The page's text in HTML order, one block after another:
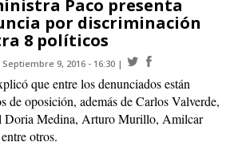
Paco presenta
por discriminación
8 políticos
9, 2016 - 16:30
que entre los denunciados están
de oposición, además de Carlos Valverde,
Doria Medina, Arturo Murillo, Amilcar
otros.